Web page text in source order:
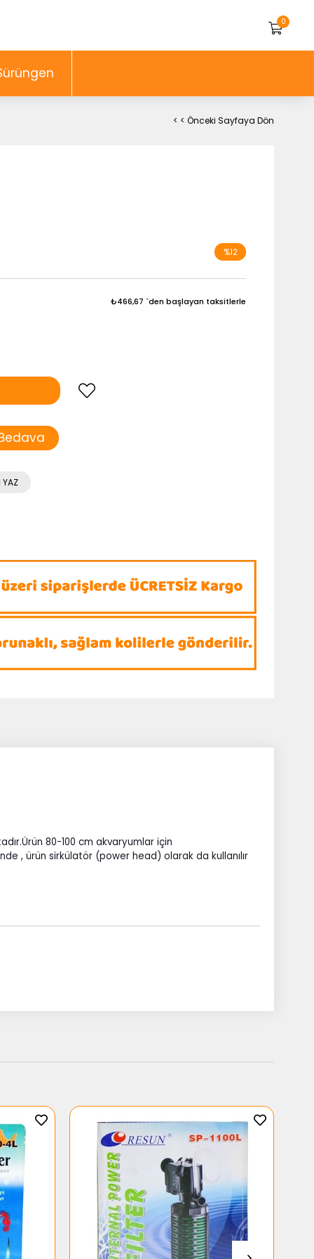
0
< < Önceki Sayfaya Dön
%12
₺466,67 `den başlayan taksitlerle
YAZ
80-100 cm akvaryumlar için
, ürün sirkülatör (power head) olarak da kullanılır